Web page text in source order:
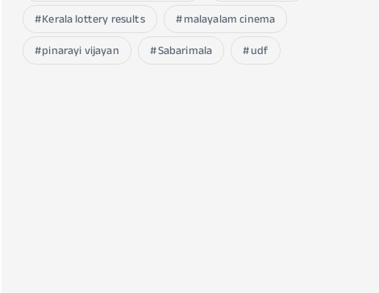
Kerala lottery results
malayalam cinema
pinarayi vijayan
Sabarimala udf